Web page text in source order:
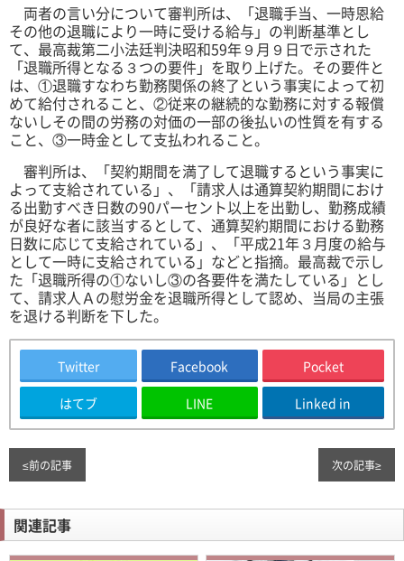
両者の言い分について審判所は、「退職手当、一時恩給
その他の退職により一時に受ける給与」の判断基準とし
て、最高裁第二小法廷判決昭和59年９月９日で示された
「退職所得となる３つの要件」を取り上げた。その要件と
は、①退職すなわち勤務関係の終了という事実によって初
めて給付されること、②従来の継続的な勤務に対する報償
ないしその間の労務の対価の一部の後払いの性質を有する
こと、③一時金として支払われること。
審判所は、「契約期間を満了して退職するという事実に
よって支給されている」、「請求人は通算契約期間におけ
る出勤すべき日数の90パーセント以上を出勤し、勤務成績
が良好な者に該当するとして、通算契約期間における勤務
日数に応じて支給されている」、「平成21年３月度の給与
として一時に支給されている」などと指摘。最高裁で示し
た「退職所得の①ないし③の各要件を満たしている」とし
て、請求人Ａの慰労金を退職所得として認め、当局の主張
を退ける判断を下した。
Twitter Facebook Pocket
はてブ LINE Linked in
≤前の記事 次の記事≥
関連記事